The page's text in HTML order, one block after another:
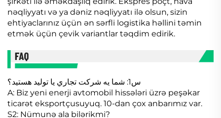
nəqliyyatı və ya dəniz nəqliyyatı ilə olsun, sizin
ehtiyaclarınız üçün ən sərfli logistika həllini təmin
etmək üçün çevik variantlar təqdim edirik.
س1: شما يه شرکت تجاري يا توليد هستيد؟
A: Biz yeni enerji avtomobil hissələri üzrə peşəkar
ticarət eksportçusuyuq. 10-dan çox anbarımız var.
S2: Nümunə ala bilərikmi?